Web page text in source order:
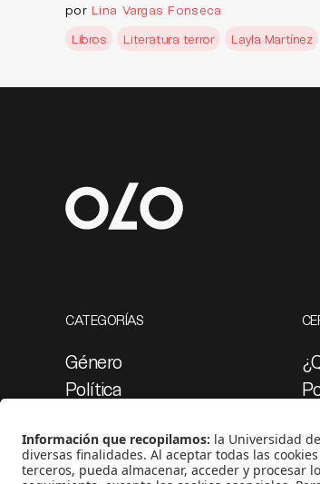
por Lina Vargas Fonseca
Libros
Literatura terror Layla Martínez
CATEGORÍAS
Género
Política
Medio ambiente
Medios y periodismo